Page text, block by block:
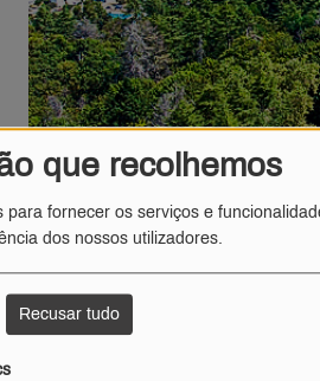
que recolhemos
para fornecer os serviços e
dos nossos utilizadores.
Recusar tudo
PLAYLIST